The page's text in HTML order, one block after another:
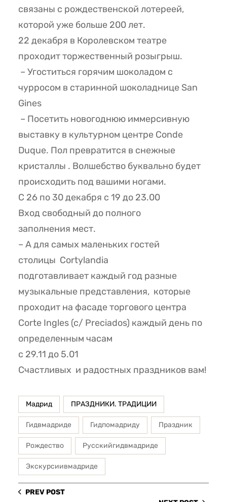
связаны с рождественской лотереей,
которой уже больше 200 лет.
22 декабря в Королевском театре
проходит торжественный розыгрыш.
– Угоститься горячим шоколадом с
чурросом в старинной шоколаднице San
Gines
– Посетить новогоднюю иммерсивную
выставку в культурном центре Conde
Duque. Пол превратится в снежные
кристаллы . Волшебство буквально будет
происходить под вашими ногами.
С 26 по 30 декабря с 19 до 23.00
Вход свободный до полного
заполнения мест.
– А для самых маленьких гостей
столицы Cortylandia
подготавливает каждый год разные
музыкальные представления, которые
проходит на фасаде торгового центра
Corte Ingles (c/ Preciados) каждый день по
определенным часам
с 29.11 до 5.01
Счастливых и радостных праздников вам!
Мадрид ПРАЗДНИКИ. ТРАДИЦИИ
Гидвмадриде Гидпомадриду Праздник
Рождество Русскийгидвмадриде
Экскурсиивмадриде
PREV POST